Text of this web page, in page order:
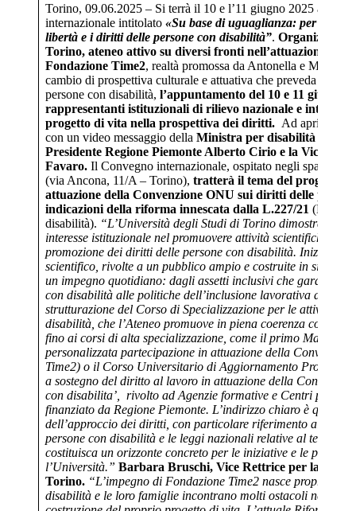
Torino, 09.06.2025 – Si terrà il 10 e l’11 giugno 2025 a
internazionale intitolato «Su base di uguaglianza: per un
libertà e i diritti delle persone con disabilità”. Organizzato
Torino, ateneo attivo su diversi fronti nell’attuazione
Fondazione Time2, realtà promossa da Antonella e
cambio di prospettiva culturale e attuativa che preveda la
persone con disabilità, l’appuntamento del 10 e 11 giugno
rappresentanti istituzionali di rilievo nazionale e
progetto di vita nella prospettiva dei diritti. Ad aprire le
con un video messaggio della Ministra per disabilità
Presidente Regione Piemonte Alberto Cirio e la
Favaro. Il Convegno internazionale, ospitato negli spazi de
(via Ancona, 11/A – Torino), tratterà il tema del progetto
attuazione della Convenzione ONU sui diritti delle
indicazioni della riforma innescata dalla L.227/21 (Legge
disabilità). “L’Università degli Studi di Torino dimostra
interesse istituzionale nel promuovere attività scientifiche,
promozione dei diritti delle persone con disabilità. Iniziative
scientifico, rivolte a un pubblico ampio e costruite in
un impegno quotidiano: dagli assetti inclusivi che
con disabilità alle politiche dell’inclusione lavorativa del
strutturazione del Corso di Specializzazione per le attività di
disabilità, che l’Ateneo promuove in piena coerenza con la
fino ai corsi di alta specializzazione, come il primo Master
personalizzata partecipazione in attuazione della
Time2) o il Corso Universitario di Aggiornamento
a sostegno del diritto al lavoro in attuazione della
con disabilita’, rivolto ad Agenzie formative e Centri per
finanziato da Regione Piemonte. L’indirizzo chiaro è quello
dell’approccio dei diritti, con particolare riferimento alla
persone con disabilità e le leggi nazionali relative al tema,
costituisca un orizzonte concreto per le iniziative e le
l’Università.” Barbara Bruschi, Vice Rettrice per la
Torino. “L’impegno di Fondazione Time2 nasce proprio
disabilità e le loro famiglie incontrano molti ostacoli nel